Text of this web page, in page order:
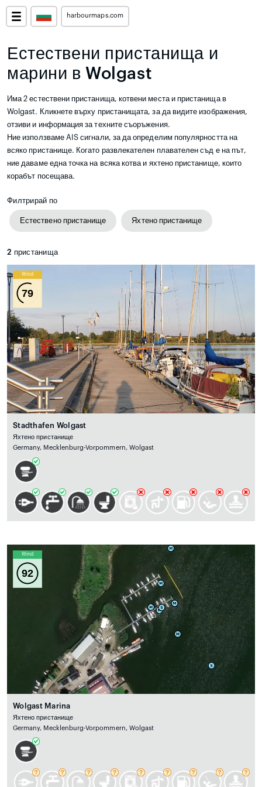
harbourmaps.com
Естествени пристанища и
марини в Wolgast
Има 2 естествени пристанища, котвени места и пристанища в
Wolgast. Кликнете върху пристанищата, за да видите изображения,
отзиви и информация за техните съоръжения.
Ние използваме AIS сигнали, за да определим популярността на
всяко пристанище. Когато развлекателен плавателен съд е на път,
ние даваме една точка на всяка котва и яхтено пристанище, които
корабът посещава.
Филтрирай по
Естествено пристанище Яхтено пристанище
2 пристанища
Wind
79
Stadthafen Wolgast
Яхтено пристанище
Germany, Mecklenburg-Vorpommern, Wolgast
Wind
92
Wolgast Marina
Яхтено пристанище
Germany, Mecklenburg-Vorpommern, Wolgast